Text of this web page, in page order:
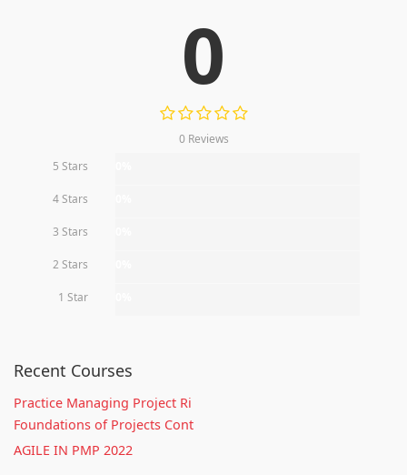
0
0 Reviews
5 Stars
4 Stars
3 Stars
2 Stars
1 Star
Recent Courses
Practice Managing Project Ri
Foundations of Projects Cont
AGILE IN PMP 2022